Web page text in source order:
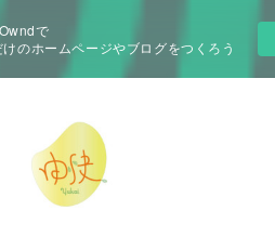
で
のホームページやブログをつくろう